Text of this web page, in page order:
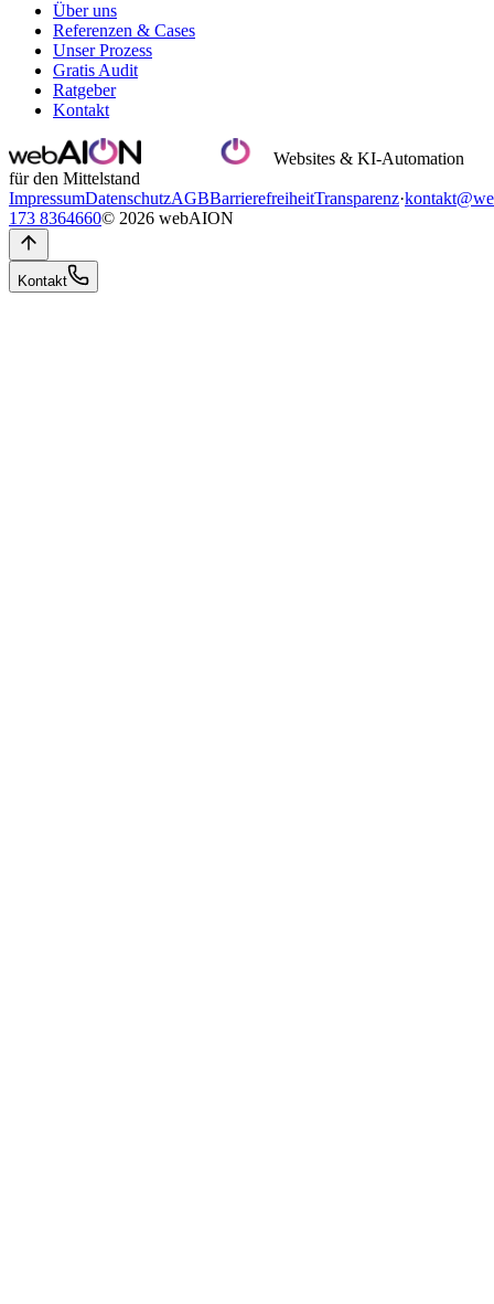
Über uns
Referenzen & Cases
Unser Prozess
Gratis Audit
Ratgeber
Kontakt
Websites & KI-Automation
für den Mittelstand
ImpressumDatenschutzAGBBarrierefreiheitTransparenz·
173 8364660© 2026 webAION
Kontakt